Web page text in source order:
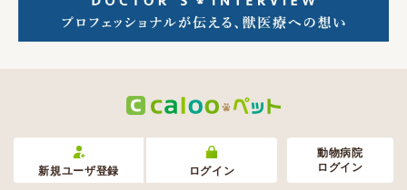
新規ユーザ登録 ログイン
動物病院
ログイン